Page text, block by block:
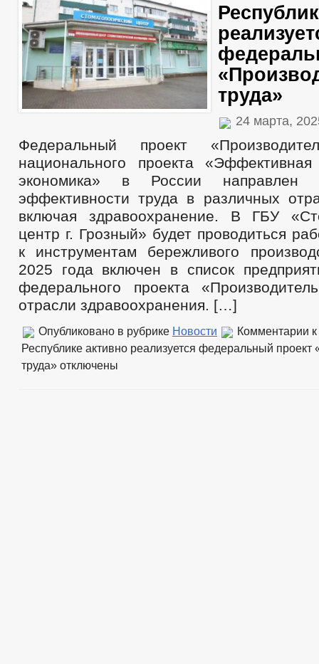
труда»
24 марта,
Федеральный проект
национального проекта
экономика» в России направлен
эффективности труда в различных
включая здравоохранение. В ГБУ
центр г. Грозный» будет проводиться
к инструментам бережливого
2025 года включен в список
федерального проекта
отрасли здравоохранения. […]
Опубликовано в рубрике Новости Комментарии
Республике активно реализуется федеральный проект
труда» отключены